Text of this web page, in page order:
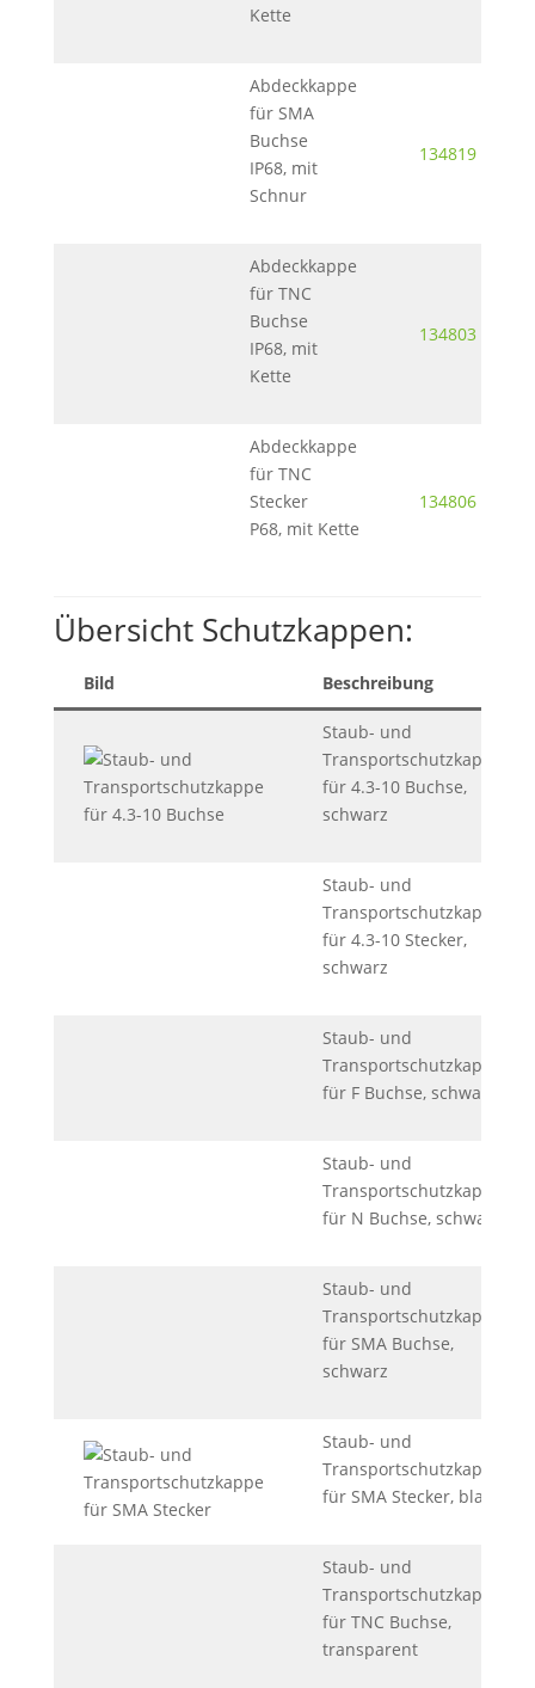
Kette
Abdeckkappe
für SMA
Buchse
IP68, mit
Schnur
134819
Abdeckkappe
für TNC
Buchse
IP68, mit
Kette
134803
Abdeckkappe
für TNC
Stecker
P68, mit Kette
134806
Übersicht Schutzkappen:
Bild Beschreibung
Staub- und
Transportschutzkappe
für 4.3-10 Buchse,
schwarz
Staub- und
Transportschutzkappe
für 4.3-10 Stecker,
schwarz
Staub- und
Transportschutzkappe
für F Buchse, schwarz
Staub- und
Transportschutzkappe
für N Buchse, schwarz
Staub- und
Transportschutzkappe
für SMA Buchse,
schwarz
Staub- und
Transportschutzkappe
für SMA Stecker, blau
Staub- und
Transportschutzkappe
für TNC Buchse,
transparent